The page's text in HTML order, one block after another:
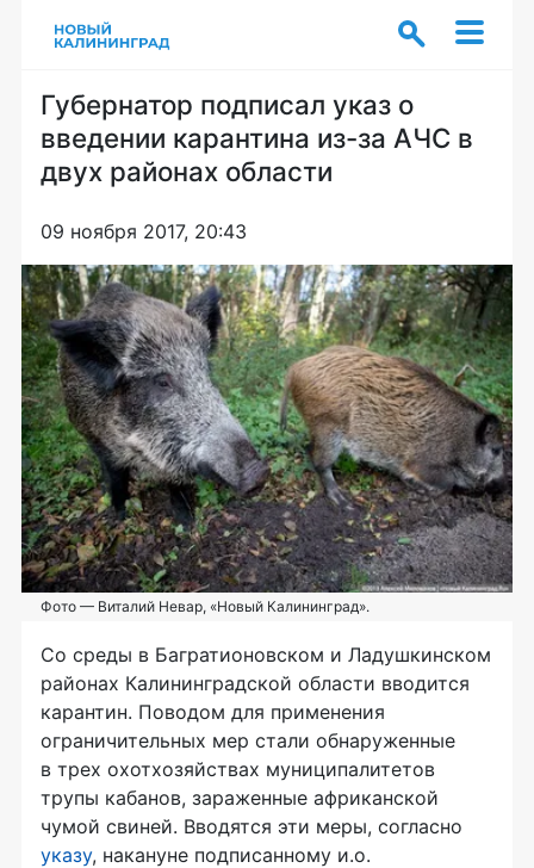
Губернатор подписал указ о
введении карантина из-за АЧС в
двух районах области
09 ноября 2017, 20:43
Фото — Виталий Невар, «Новый Калининград».
Со среды в Багратионовском и Ладушкинском
районах Калининградской области вводится
карантин. Поводом для применения
ограничительных мер стали обнаруженные
в трех охотхозяйствах муниципалитетов
трупы кабанов, зараженные африканской
чумой свиней. Вводятся эти меры, согласно
указу, накануне подписанному и.о.